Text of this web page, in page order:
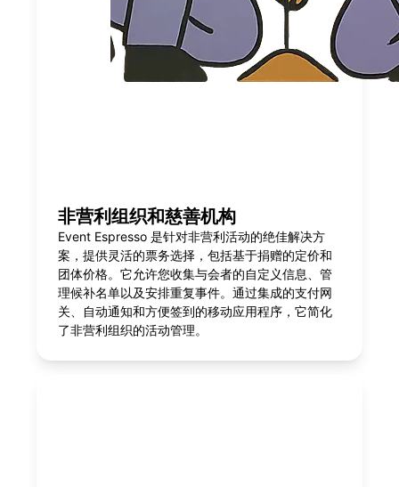
非营利组织和慈善机构
Event Espresso 是针对非营利活动的绝佳解决方
案，提供灵活的票务选择，包括基于捐赠的定价和
团体价格。它允许您收集与会者的自定义信息、管
理候补名单以及安排重复事件。通过集成的支付网
关、自动通知和方便签到的移动应用程序，它简化
了非营利组织的活动管理。